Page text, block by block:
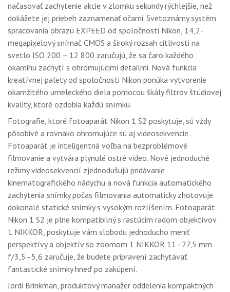
načasovať zachytenie akcie v zlomku sekundy rýchlejšie, než
dokážete jej priebeh zaznamenať očami. Svetoznámy systém
spracovania obrazu EXPEED od spoločnosti Nikon, 14,2-
megapixelový snímač CMOS a široký rozsah citlivosti na
svetlo ISO 200 – 12 800 zaručujú, že sa čaro každého
okamihu zachytí s ohromujúcimi detailmi. Nová funkcia
kreatívnej palety od spoločnosti Nikon ponúka vytvorenie
okamžitého umeleckého diela pomocou škály filtrov štúdiovej
kvality, ktoré ozdobia každú snímku.
Fotografie, ktoré fotoaparát Nikon 1 S2 poskytuje, sú vždy
pôsobivé a rovnako ohromujúce sú aj videosekvencie.
Fotoaparát je inteligentná voľba na bezproblémové
filmovanie a vytvára plynulé ostré video. Nové jednoduché
režimy videosekvencií zjednodušujú pridávanie
kinematografického nádychu a nová funkcia automatického
zachytenia snímky počas filmovania automaticky zhotovuje
dokonalé statické snímky s vysokým rozlíšením. Fotoaparát
Nikon 1 S2 je plne kompatibilný s rastúcim radom objektívov
1 NIKKOR, poskytuje vám slobodu jednoducho meniť
perspektívy a objektív so zoomom 1 NIKKOR 11–27,5 mm
f/3,5–5,6 zaručuje, že budete pripravení zachytávať
fantastické snímky hneď po zakúpení.
Jordi Brinkman, produktový manažér oddelenia kompaktných